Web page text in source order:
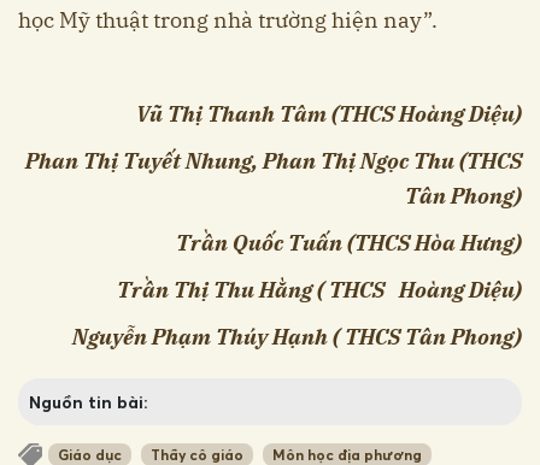
học Mỹ thuật trong nhà trường hiện nay”.
Vũ Thị Thanh Tâm (THCS Hoàng Diệu)
Phan Thị Tuyết Nhung, Phan Thị Ngọc Thu (THCS
Tân Phong)
Trần Quốc Tuấn (THCS Hòa Hưng)
Trần Thị Thu Hằng ( THCS Hoàng Diệu)
Nguyễn Phạm Thúy Hạnh ( THCS Tân Phong)
Nguồn tin bài:
Giáo dục Thầy cô giáo Môn học địa phương